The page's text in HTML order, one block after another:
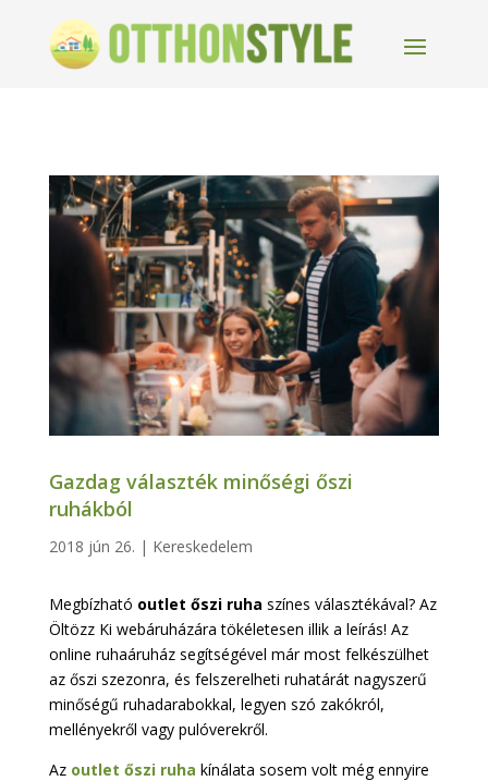
Gazdag választék minőségi őszi
ruhákból
2018 jún 26. | Kereskedelem
Megbízható outlet őszi ruha színes választékával? Az
Öltözz Ki webáruházára tökéletesen illik a leírás! Az
online ruhaáruház segítségével már most felkészülhet
az őszi szezonra, és felszerelheti ruhatárát nagyszerű
minőségű ruhadarabokkal, legyen szó zakókról,
mellényekről vagy pulóverekről.
Az outlet őszi ruha kínálata sosem volt még ennyire